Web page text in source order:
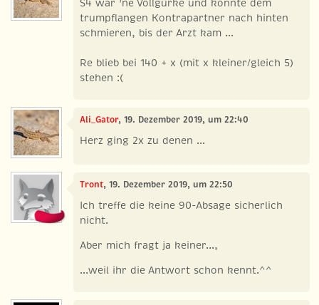
S4 war 'ne Vollgurke und konnte dem
trumpflangen Kontrapartner nach hinten
schmieren, bis der Arzt kam ...
Re blieb bei 140 + x (mit x kleiner/gleich 5)
stehen :(
Ali_Gator, 19. Dezember 2019, um 22:40
Herz ging 2x zu denen ...
Tront, 19. Dezember 2019, um 22:50
Ich treffe die keine 90-Absage sicherlich
nicht.
Aber mich fragt ja keiner...,
...weil ihr die Antwort schon kennt.^^